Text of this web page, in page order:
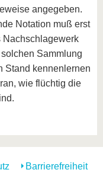
angegeben.
Notation muß erst
Nachschlagewerk
Sammlung
Stand kennenlernen
wie flüchtig die
Barrierefreiheit